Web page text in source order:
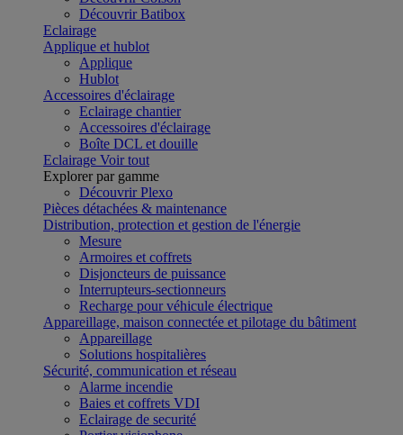
Découvrir Batibox
Eclairage
Applique et hublot
Applique
Hublot
Accessoires d'éclairage
Eclairage chantier
Accessoires d'éclairage
Boîte DCL et douille
Eclairage Voir tout
Explorer par gamme
Découvrir Plexo
Pièces détachées & maintenance
Distribution, protection et gestion de l'énergie
Mesure
Armoires et coffrets
Disjoncteurs de puissance
Interrupteurs-sectionneurs
Recharge pour véhicule électrique
Appareillage, maison connectée et pilotage du bâtiment
Appareillage
Solutions hospitalières
Sécurité, communication et réseau
Alarme incendie
Baies et coffrets VDI
Eclairage de securité